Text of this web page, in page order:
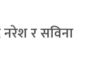
र सविना